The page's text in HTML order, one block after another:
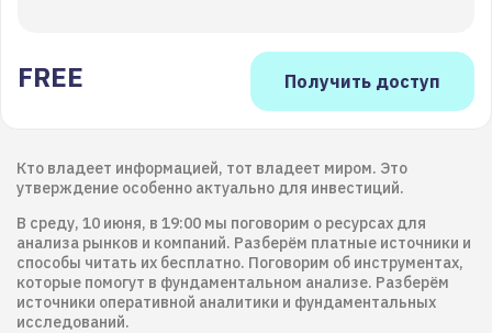
FREE
Кто владеет информацией, тот владеет миром. Это
утверждение особенно актуально для инвестиций.
В среду, 10 июня, в 19:00 мы поговорим о ресурсах для
анализа рынков и компаний. Разберём платные источники и
способы читать их бесплатно. Поговорим об инструментах,
которые помогут в фундаментальном анализе. Разберём
источники оперативной аналитики и фундаментальных
исследований.